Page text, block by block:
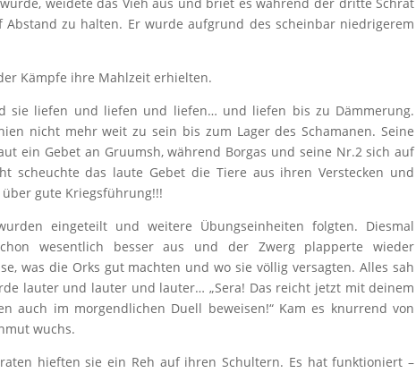
zu halten. Er wurde aufgrund des scheinbar niedrigerem
Kämpfe ihre Mahlzeit erhielten.
sie liefen und liefen und liefen… und liefen bis zu Dämmerung.
nicht mehr weit zu sein bis zum Lager des Schamanen. Seine
ein Gebet an Gruumsh, während Borgas und seine Nr.2 sich auf
scheuchte das laute Gebet die Tiere aus ihren Verstecken und
gute Kriegsführung!!!
eingeteilt und weitere Übungseinheiten folgten. Diesmal
wesentlich besser aus und der Zwerg plapperte wieder
was die Orks gut machten und wo sie völlig versagten. Alles sah
lauter und lauter und lauter… „Sera! Das reicht jetzt mit deinem
auch im morgendlichen Duell beweisen!“ Kam es knurrend von
wuchs.
hieften sie ein Reh auf ihren Schultern. Es hat funktioniert –